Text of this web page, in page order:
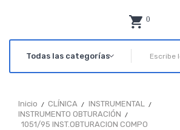
0
Inicio CLÍNICA
INSTRUMENTAL
INSTRUMENTO OBTURACIÓN
1051/95 INST.OBTURACION COMPO